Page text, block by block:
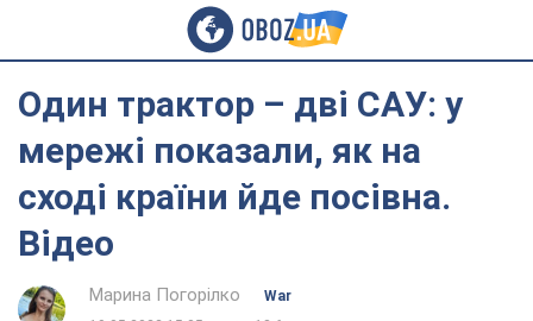
Один трактор – дві САУ: у
мережі показали, як на
сході країни йде посівна.
Відео
Марина Погорілко
War